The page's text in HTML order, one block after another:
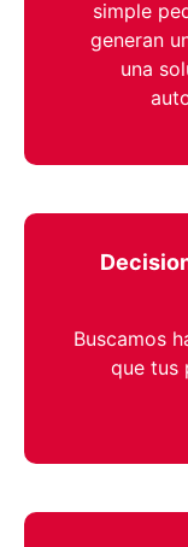
simple
generan
una
Buscamos
que tus